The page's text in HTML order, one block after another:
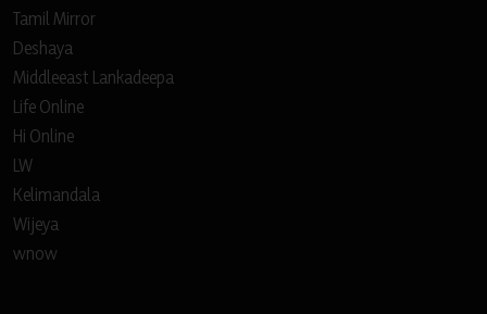
Tamil Mirror
Deshaya
Middleeast Lankadeepa
Life Online
Hi Online
LW
Kelimandala
Wijeya
wnow